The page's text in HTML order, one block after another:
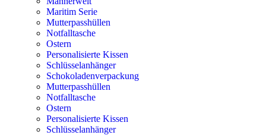
Maritim Serie
Mutterpasshüllen
Notfalltasche
Ostern
Personalisierte Kissen
Schlüsselanhänger
Schokoladenverpackung
Mutterpasshüllen
Notfalltasche
Ostern
Personalisierte Kissen
Schlüsselanhänger